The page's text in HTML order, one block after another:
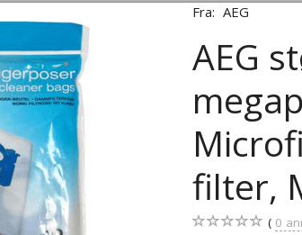
Fra: AEG
AEG
filter,
0